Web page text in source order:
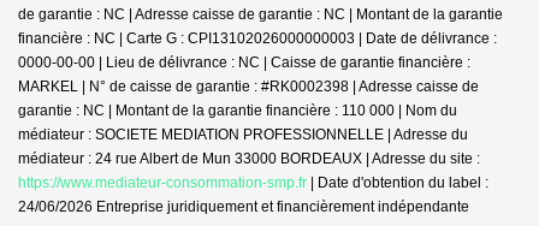
de garantie : NC | Adresse caisse de garantie : NC | Montant de la garantie
financière : NC | Carte G : CPI13102026000000003 | Date de délivrance :
0000-00-00 | Lieu de délivrance : NC | Caisse de garantie financière :
MARKEL | N° de caisse de garantie : #RK0002398 | Adresse caisse de
garantie : NC | Montant de la garantie financière : 110 000 | Nom du
médiateur : SOCIETE MEDIATION PROFESSIONNELLE | Adresse du
médiateur : 24 rue Albert de Mun 33000 BORDEAUX | Adresse du site :
https://www.mediateur-consommation-smp.fr | Date d'obtention du label :
24/06/2026 Entreprise juridiquement et financièrement indépendante